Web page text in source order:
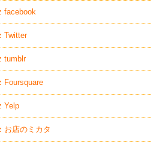
facebook
Twitter
tumblr
Foursquare
Yelp
お店のミカタ